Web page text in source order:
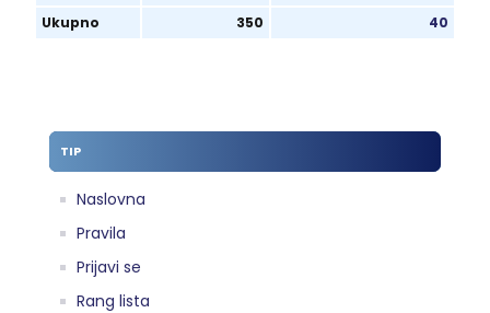
Ukupno
350 40
TIP
Naslovna
Pravila
Prijavi se
Rang lista